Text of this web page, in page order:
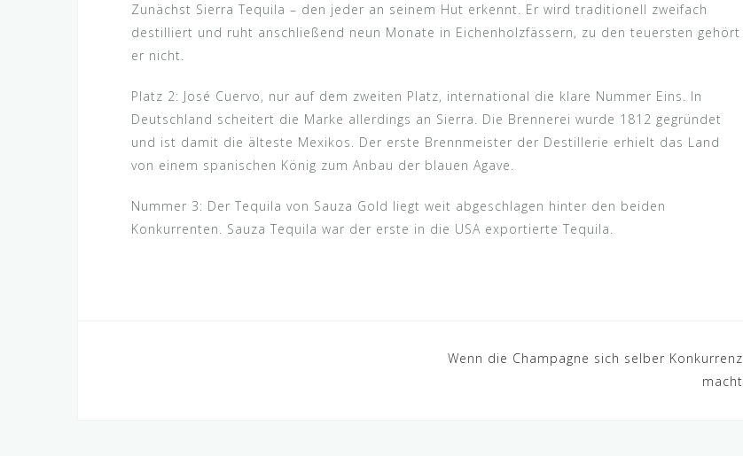
Zunächst Sierra Tequila – den jeder an seinem Hut erkennt. Er wird traditionell zweifach
destilliert und ruht anschließend neun Monate in Eichenholzfässern, zu den teuersten gehört
er nicht.
Platz 2: José Cuervo, nur auf dem zweiten Platz, international die klare Nummer Eins. In
Deutschland scheitert die Marke allerdings an Sierra. Die Brennerei wurde 1812 gegründet
und ist damit die älteste Mexikos. Der erste Brennmeister der Destillerie erhielt das Land
von einem spanischen König zum Anbau der blauen Agave.
Nummer 3: Der Tequila von Sauza Gold liegt weit abgeschlagen hinter den beiden
Konkurrenten. Sauza Tequila war der erste in die USA exportierte Tequila.
Wenn die Champagne sich selber Konkurrenz
macht